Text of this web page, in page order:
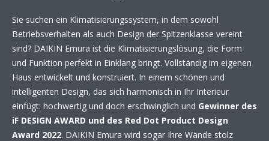
Sie suchen ein Klimatisierungssystem, in dem sowohl
Betriebsverhalten als auch Design der Spitzenklasse vereint
sind? DAIKIN Emura ist die Klimatisierungslösung, die Form
und Funktion perfekt in Einklang bringt. Vollständig im eigenen
Haus entwickelt und konstruiert. In einem schönen und
intelligenten Design, das sich harmonisch in Ihr Interieur
einfügt: hochwertig und doch erschwinglich und Gewinner des
iF DESIGN AWARD und des Red Dot Product Design
Award 2022. DAIKIN Emura wird sogar Ihre Wände stolz